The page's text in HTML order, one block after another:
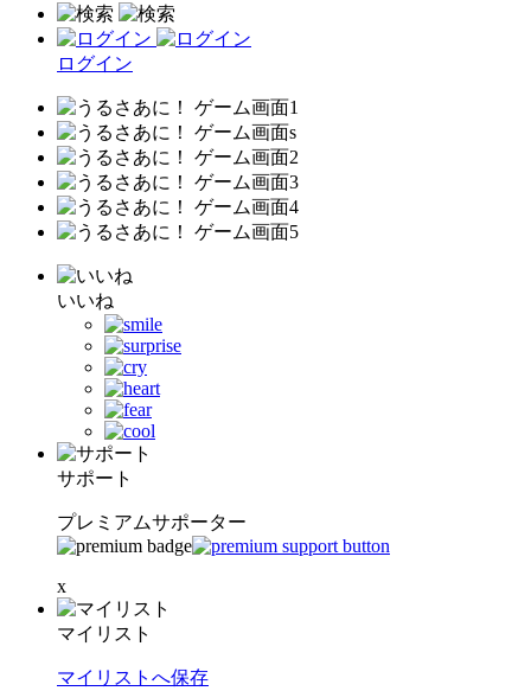
ログイン
いいね
サポート
プレミアムサポーター
x
マイリスト
マイリストへ保存